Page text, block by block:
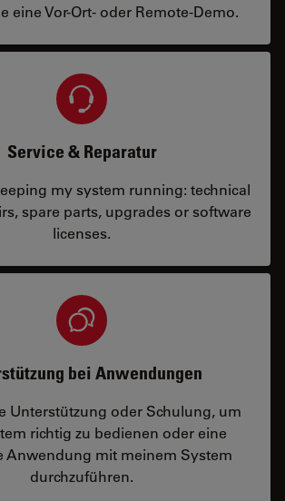
eine Vor-Ort- oder Remote-Demo.
Service & Reparatur
my system running: technical
spare parts, upgrades or software
licenses.
bei Anwendungen
Unterstützung oder Schulung, um
richtig zu bedienen oder eine
Anwendung mit meinem System
durchzuführen.